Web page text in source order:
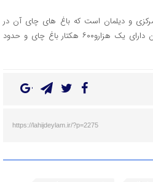
و دیلمان است که باغ های چای آن در
بخش مرکزی قرار دارند. این شهرستان دارای یک هزارو۶۰۰ هکتار باغ چای و حدود
https://lahijdeylam.ir/?p=2275